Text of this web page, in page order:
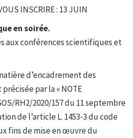
INSCRIRE : 13 JUIN
en soirée.
aux conférences scientifiques et
d’encadrement des
par la « NOTE
RH2/2020/157 du 11 septembre
de l’article L. 1453-3 du code
fins de mise en œuvre du